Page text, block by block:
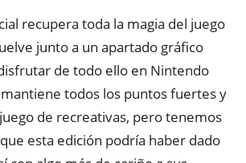
recupera toda la magia del juego
junto a un apartado gráfico
de todo ello en Nintendo
mantiene todos los puntos fuertes y
de recreativas, pero tenemos
esta edición podría haber dado